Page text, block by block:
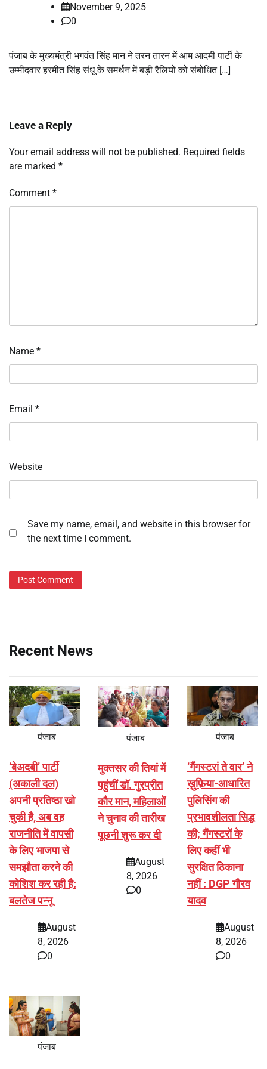
November 9, 2025
0
पंजाब के मुख्यमंत्री भगवंत सिंह मान ने तरन तारन में आम आदमी पार्टी के
उम्मीदवार हरमीत सिंह संधू के समर्थन में बड़ी रैलियों को संबोधित […]
Leave a Reply
Your email address will not be published. Required fields
are marked *
Comment *
Name *
Email *
Website
Save my name, email, and website in this browser for
the next time I comment.
Recent News
पंजाब
‘बेअदबी’ पार्टी
(अकाली दल)
अपनी प्रतिष्ठा खो
चुकी है, अब वह
राजनीति में वापसी
के लिए भाजपा से
समझौता करने की
कोशिश कर रही है:
बलतेज पन्नू
August
8, 2026
0
पंजाब
मुक्तसर की तियां में
पहुंचीं डॉ. गुरप्रीत
कौर मान, महिलाओं
ने चुनाव की तारीख
पूछनी शुरू कर दी
August
8, 2026
0
पंजाब
‘गैंगस्टरां ते वार’ ने
ख़ुफ़िया-आधारित
पुलिसिंग की
प्रभावशीलता सिद्ध
की; गैंगस्टरों के
लिए कहीं भी
सुरक्षित ठिकाना
नहीं : DGP गौरव
यादव
August
8, 2026
0
पंजाब